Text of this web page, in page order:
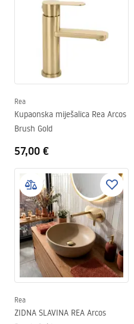
Rea
Kupaonska miješalica Rea Arcos
Brush Gold
57,00 €
Rea
ZIDNA SLAVINA REA Arcos